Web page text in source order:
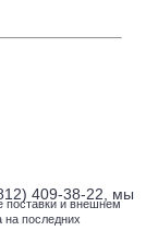
409-38-22, мы
поставки и внешнем
на последних